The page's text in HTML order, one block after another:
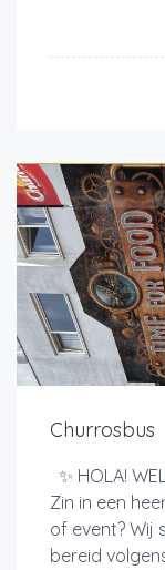
Churrosbus
✨ HOLA!
Zin in een
of event? Wij
bereid